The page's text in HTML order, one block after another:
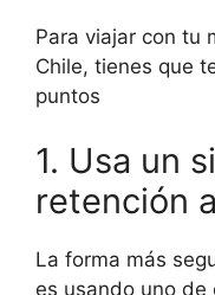
Para viajar con tu
Chile, tienes que
puntos
1. Usa un
retención
La forma más
es usando uno de